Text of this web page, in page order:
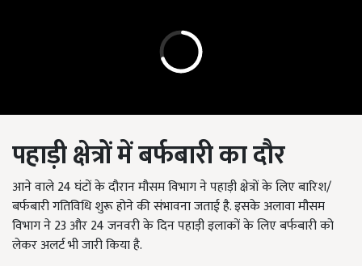
पहाड़ी क्षेत्रों में बर्फबारी का दौर
आने वाले 24 घंटों के दौरान मौसम विभाग ने पहाड़ी क्षेत्रों के लिए बारिश/
बर्फबारी गतिविधि शुरू होने की संभावना जताई है. इसके अलावा मौसम
विभाग ने 23 और 24 जनवरी के दिन पहाड़ी इलाकों के लिए बर्फबारी को
लेकर अलर्ट भी जारी किया है.